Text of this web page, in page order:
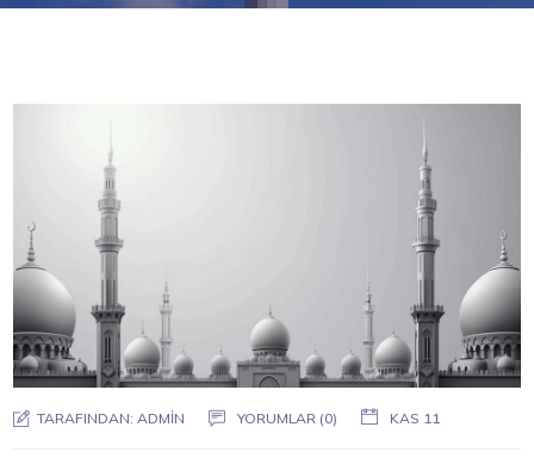
TARAFINDAN:ADMIN YORUMLAR (0) KAS 11